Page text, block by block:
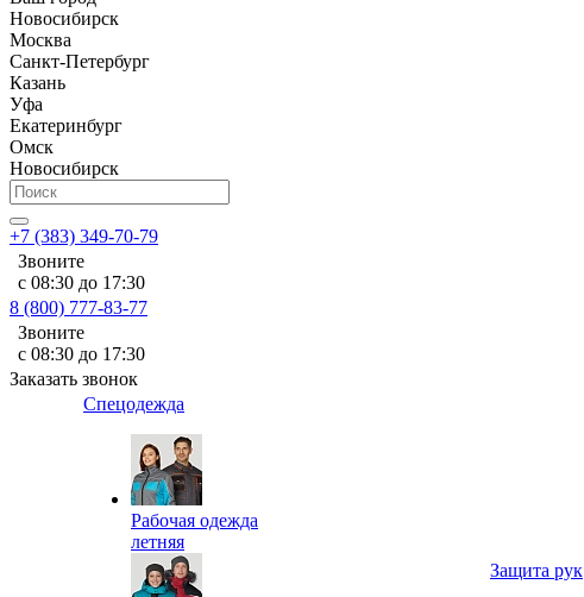
Новосибирск
Москва
Санкт-Петербург
Казань
Уфа
Екатеринбург
Омск
Новосибирск
+7 (383) 349-70-79
Звоните
с 08:30 до 17:30
8 (800) 777-83-77
Звоните
с 08:30 до 17:30
Заказать звонок
Спецодежда
Рабочая одежда
летняя
Защита рук